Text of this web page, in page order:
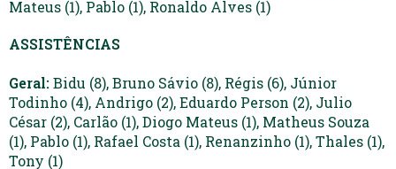
Mateus (1), Pablo (1), Ronaldo Alves (1)
ASSISTÊNCIAS
Geral:Bidu (8), Bruno Sávio (8), Régis (6), Júnior
Todinho (4), Andrigo (2), Eduardo Person (2), Julio
César (2), Carlão (1), Diogo Mateus (1), Matheus Souza
(1), Pablo (1), Rafael Costa (1), Renanzinho (1), Thales (1),
Tony (1)